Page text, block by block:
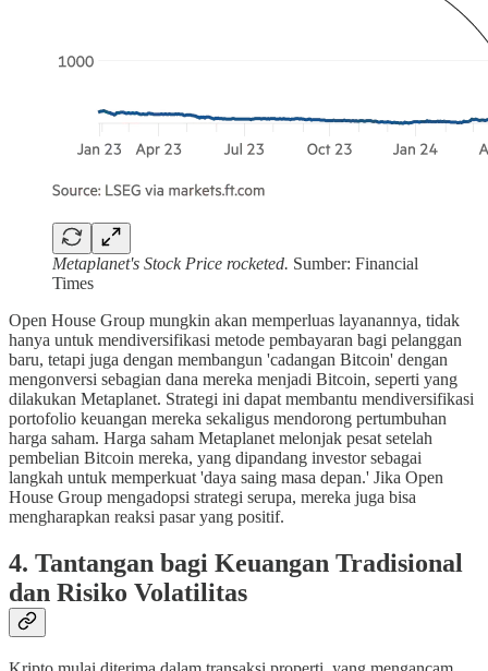
Metaplanet's Stock Price rocketed. Sumber: Financial
Times
Open House Group mungkin akan memperluas layanannya, tidak
hanya untuk mendiversifikasi metode pembayaran bagi pelanggan
baru, tetapi juga dengan membangun 'cadangan Bitcoin' dengan
mengonversi sebagian dana mereka menjadi Bitcoin, seperti yang
dilakukan Metaplanet. Strategi ini dapat membantu mendiversifikasi
portofolio keuangan mereka sekaligus mendorong pertumbuhan
harga saham. Harga saham Metaplanet melonjak pesat setelah
pembelian Bitcoin mereka, yang dipandang investor sebagai
langkah untuk memperkuat 'daya saing masa depan.' Jika Open
House Group mengadopsi strategi serupa, mereka juga bisa
mengharapkan reaksi pasar yang positif.
4. Tantangan bagi Keuangan Tradisional
dan Risiko Volatilitas